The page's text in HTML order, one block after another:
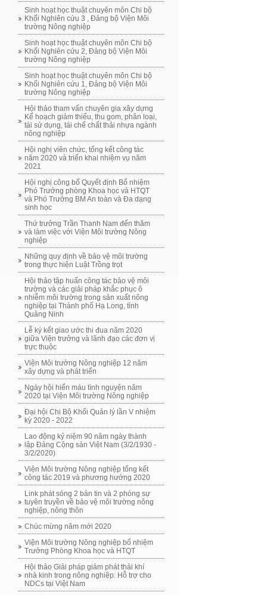
Sinh hoạt học thuật chuyên môn Chi bộ
Khối Nghiên cứu 3 , Đảng bộ Viện Môi
trường Nông nghiệp
Sinh hoạt học thuật chuyên môn Chi bộ
Khối Nghiên cứu 2, Đảng bộ Viện Môi
trường Nông nghiệp
Sinh hoạt học thuật chuyên môn Chi bộ
Khối Nghiên cứu 1, Đảng bộ Viện Môi
trường Nông nghiệp
Hội thảo tham vấn chuyên gia xây dựng
Kế hoạch giảm thiểu, thu gom, phân loại,
tái sử dụng, tái chế chất thải nhựa ngành
nông nghiệp
Hội nghị viên chức, tổng kết công tác
năm 2020 và triển khai nhiệm vụ năm
2021
Hội nghị công bố Quyết định Bổ nhiệm
Phó Trưởng phòng Khoa học và HTQT
và Phó Trưởng BM An toàn và Đa dạng
sinh học
Thứ trưởng Trần Thanh Nam đến thăm
và làm việc với Viện Môi trường Nông
nghiệp
Những quy định về bảo vệ môi trường
trong thực hiện Luật Trồng trọt
Hội thảo tập huấn công tác bảo vệ môi
trường và các giải pháp khắc phục ô
nhiễm môi trường trong sản xuất nông
nghiệp tại Thành phố Hạ Long, tỉnh
Quảng Ninh
Lễ ký kết giao ước thi đua năm 2020
giữa Viện trưởng và lãnh đạo các đơn vị
trực thuộc
Viện Môi trường Nông nghiệp 12 năm
xây dựng và phát triển
Ngày hội hiến máu tình nguyện năm
2020 tại Viện Môi trường Nông nghiệp
Đại hội Chi Bộ Khối Quản lý lần V nhiệm
kỳ 2020 - 2022
Lao động kỷ niệm 90 năm ngày thành
lập Đảng Cộng sản Việt Nam (3/2/1930 -
3/2/2020)
Viện Môi trường Nông nghiệp tổng kết
công tác 2019 và phương hướng 2020
Link phát sóng 2 bản tin và 2 phóng sự
tuyên truyền về bảo vệ môi trường nông
nghiệp, nông thôn
Chúc mừng năm mới 2020
Viện Môi trường Nông nghiệp bổ nhiệm
Trưởng Phòng Khoa học và HTQT
Hội thảo Giải pháp giảm phát thải khí
nhà kinh trong nông nghiệp: Hỗ trợ cho
NDCs tại Việt Nam